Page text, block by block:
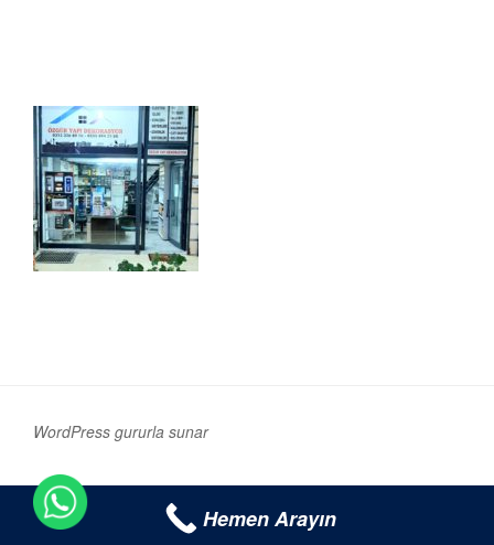
WordPress gururla sunar
Hemen Arayın
1